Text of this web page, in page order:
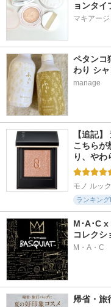
ョンタイ
マキアージ
ペタンコ
わり シ
manage
【追記
こちらが
り、や
モノ ルッ
ランキング
M･A･C
コレクシ
M・A・C
帰省・旅